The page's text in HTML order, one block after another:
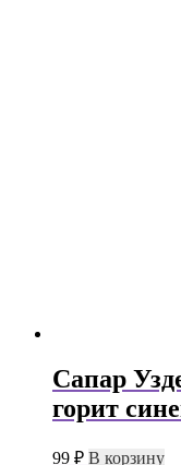
Сапар
горит
99 ₽ В корзину